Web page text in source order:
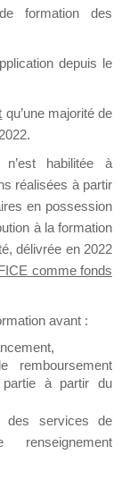
de
à
support
message
formation des
depuis le
qu’une majorité de
habilitée à
réalisées à partir
en possession
à la formation
délivrée en 2022
comme fonds
avant :
remboursement
partie à partir du
des services de